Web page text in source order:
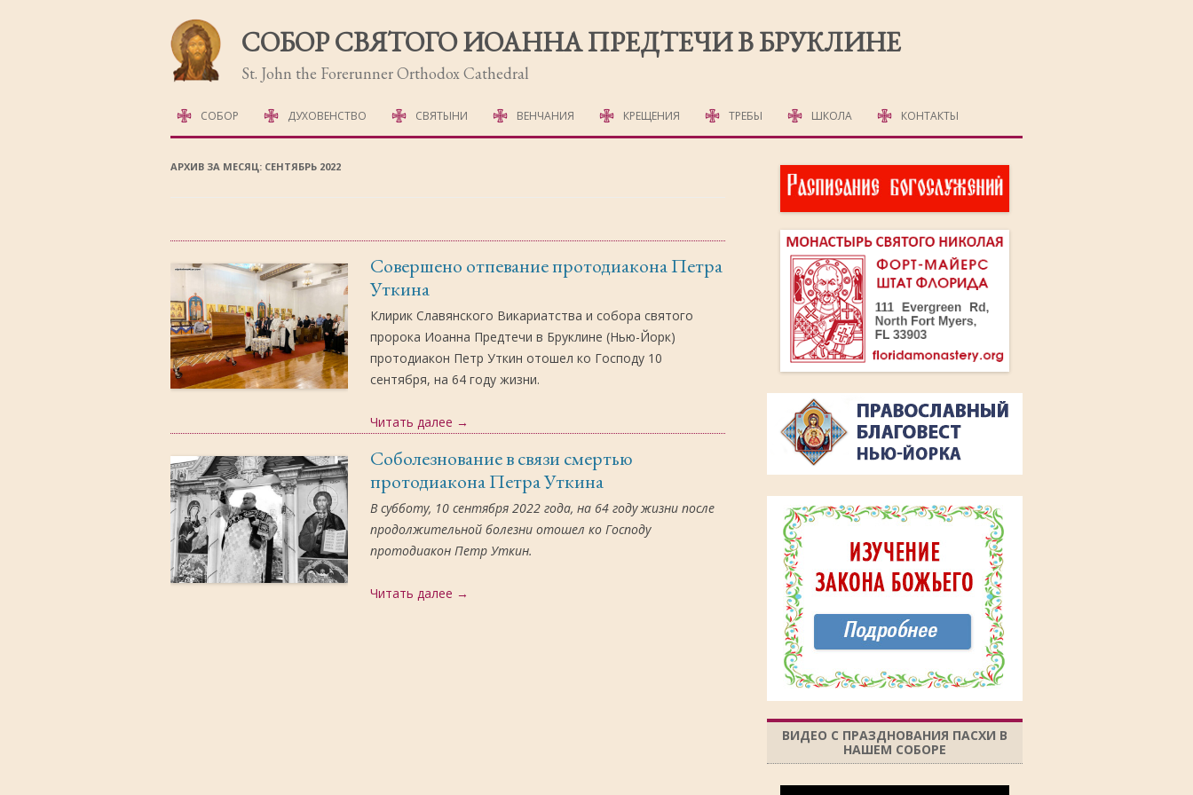
СОБОР СВЯТОГО ИОАННА ПРЕДТЕЧИ В БРУКЛИНЕ
St. John the Forerunner Orthodox Cathedral
к
содержимому
СОБОР ДУХОВЕНСТВО СВЯТЫНИ ВЕНЧАНИЯ КРЕЩЕНИЯ ТРЕБЫ
ПОХОРОННЫЕ ДОМА
ШКОЛА
ВЗРОСЛАЯ ШКОЛА
КОНТАКТЫ
АРХИВ ЗА МЕСЯЦ: СЕНТЯБРЬ 2022
Совершено отпевание протодиакона Петра
Уткина
Клирик Славянского Викариатства и собора святого
пророка Иоанна Предтечи в Бруклине (Нью-Йорк)
протодиакон Петр Уткин отошел ко Господу 10
сентября, на 64 году жизни.
Читать далее →
Соболезнование в связи смертью
протодиакона Петра Уткина
В субботу, 10 сентября 2022 года, на 64 году жизни после
продолжительной болезни отошел ко Господу
протодиакон Петр Уткин.
Читать далее →
ВИДЕО С ПРАЗДНОВАНИЯ ПАСХИ В
НАШЕМ СОБОРЕ